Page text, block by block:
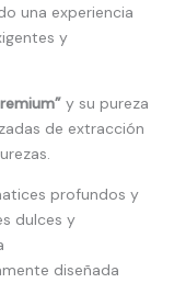
una experiencia
y
y su pureza
de extracción
profundos y
dulces y
diseñada